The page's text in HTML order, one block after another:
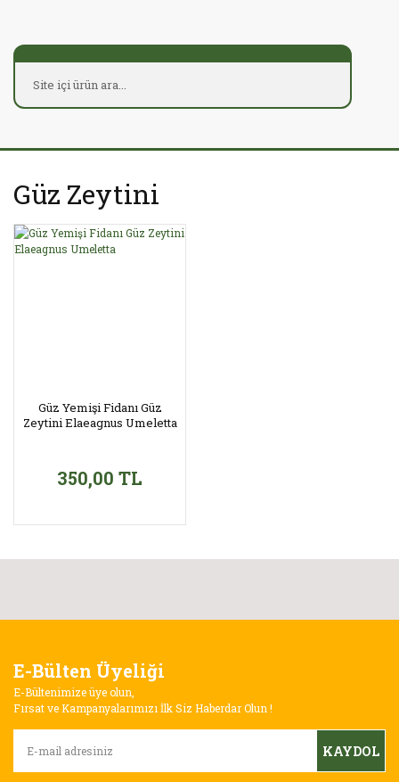
Güz Zeytini
Güz Yemişi Fidanı Güz
Zeytini Elaeagnus Umeletta
350,00 TL
E-Bülten Üyeliği
E-Bültenimize üye olun,
Fırsat ve Kampanyalarımızı İlk Siz Haberdar Olun !
KAYDOL